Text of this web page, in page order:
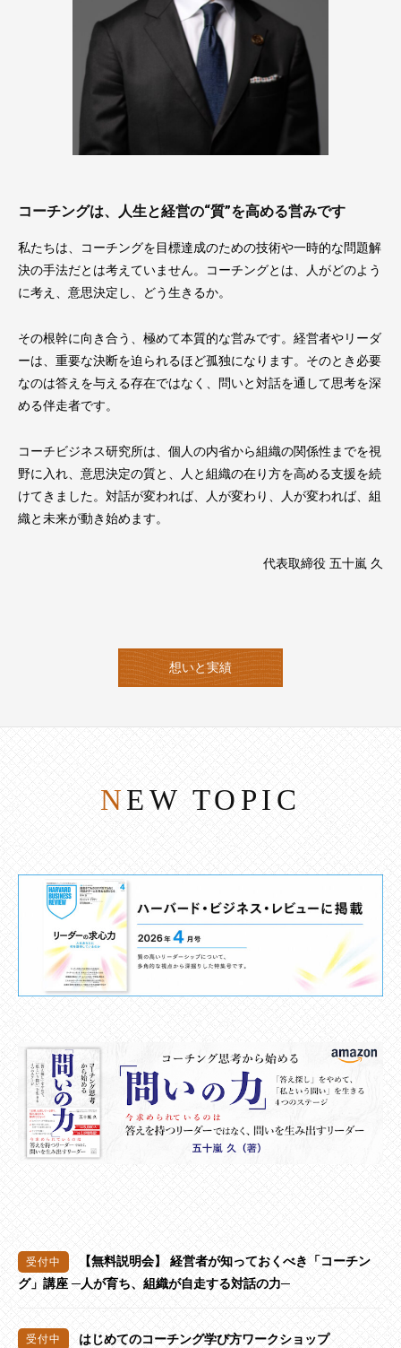
コーチングは、人生と経営の“質”を高める営みです
私たちは、コーチングを目標達成のための技術や一時的な問題解
決の手法だとは考えていません。コーチングとは、人がどのよう
に考え、意思決定し、どう生きるか。
その根幹に向き合う、極めて本質的な営みです。経営者やリーダ
ーは、重要な決断を迫られるほど孤独になります。そのとき必要
なのは答えを与える存在ではなく、問いと対話を通して思考を深
める伴走者です。
コーチビジネス研究所は、個人の内省から組織の関係性までを視
野に入れ、意思決定の質と、人と組織の在り方を高める支援を続
けてきました。対話が変われば、人が変わり、人が変われば、組
織と未来が動き始めます。
代表取締役 五十嵐 久
想いと実績
NEW TOPIC
【無料説明会】 経営者が知っておくべき「コーチン
グ」講座 ─人が育ち、組織が自走する対話の力─
はじめてのコーチング学び方ワークショップ